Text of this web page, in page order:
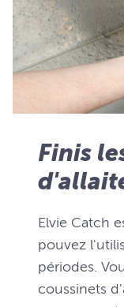
Finis
Elvie Catch
pouvez
périodes.
coussinets